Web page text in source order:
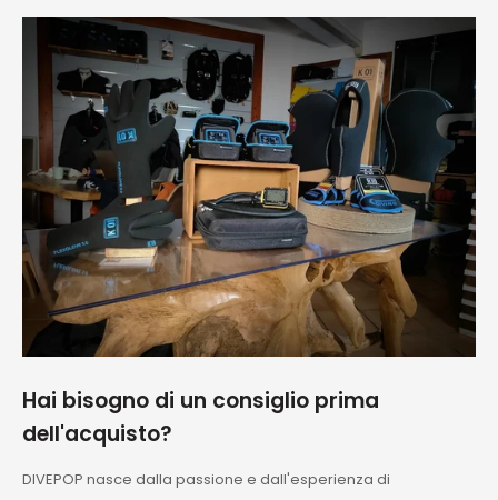
perfetti!!!
Consigliatissimo
Hai bisogno di un consiglio prima
dell'acquisto?
DIVEPOP nasce dalla passione e dall'esperienza di